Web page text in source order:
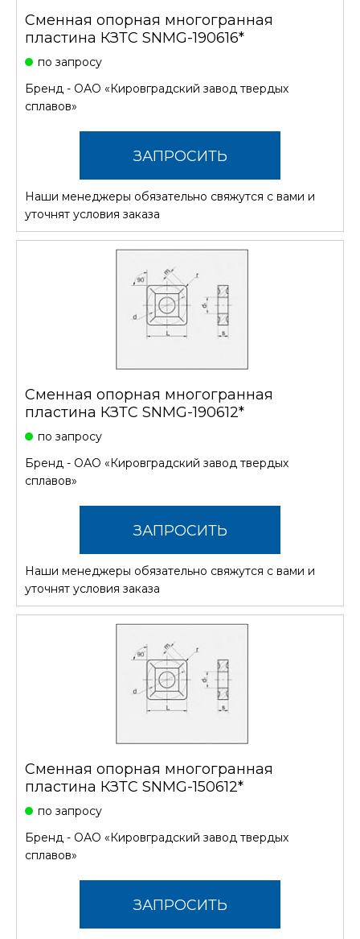
Сменная опорная многогранная
пластина КЗТС SNMG-190616*
по запросу
Бренд - ОАО «Кировградский завод твердых
сплавов»
ЗАПРОСИТЬ
СТОИМОСТЬ
Наши менеджеры обязательно свяжутся с вами и
уточнят условия заказа
Сменная опорная многогранная
пластина КЗТС SNMG-190612*
по запросу
Бренд - ОАО «Кировградский завод твердых
сплавов»
ЗАПРОСИТЬ
СТОИМОСТЬ
Наши менеджеры обязательно свяжутся с вами и
уточнят условия заказа
Сменная опорная многогранная
пластина КЗТС SNMG-150612*
по запросу
Бренд - ОАО «Кировградский завод твердых
сплавов»
ЗАПРОСИТЬ